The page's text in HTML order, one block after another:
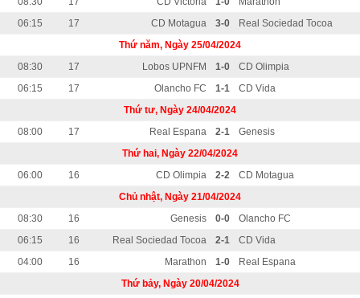
06:15
17 CD Motagua 3-0
Real Sociedad Tocoa
Thứ năm, Ngày 25/04/2024
08:30
17 Lobos UPNFM 1-0
CD Olimpia
06:15
17 Olancho FC 1-1
CD Vida
Thứ tư, Ngày 24/04/2024
08:00
17 Real Espana 2-1
Genesis
Thứ hai, Ngày 22/04/2024
06:00
16 CD Olimpia 2-2
CD Motagua
Chủ nhật, Ngày 21/04/2024
08:30
16 Genesis 0-0
Olancho FC
06:15
16 Real Sociedad Tocoa 2-1
CD Vida
04:00
16 Marathon 1-0
Real Espana
Thứ bảy, Ngày 20/04/2024